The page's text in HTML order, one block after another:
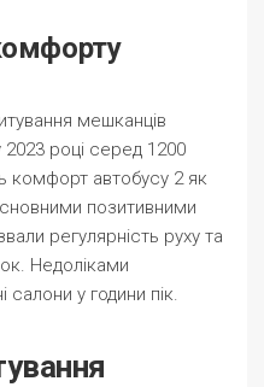
мешканців
році серед 1200
комфорт автобусу 2 як
позитивними
регулярність руху та
Недоліками
салони у години пік.